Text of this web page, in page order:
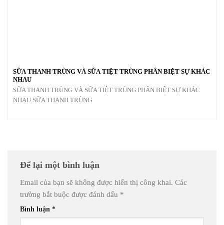
SỮA THANH TRÙNG VÀ SỮA TIỆT TRÙNG PHÂN BIỆT SỰ KHÁC
NHAU
SỮA THANH TRÙNG VÀ SỮA TIỆT TRÙNG PHÂN BIỆT SỰ KHÁC
NHAU SỮA THANH TRÙNG
Để lại một bình luận
Email của bạn sẽ không được hiển thị công khai. Các
trường bắt buộc được đánh dấu *
Bình luận *